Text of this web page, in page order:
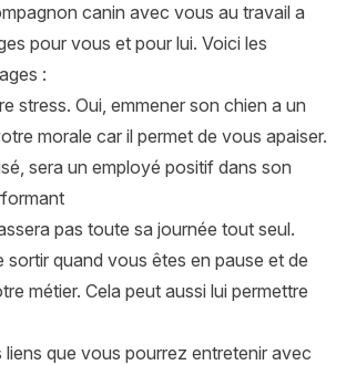
canin avec vous au travail a
pour vous et pour lui. Voici les
:
stress. Oui, emmener son chien a un
morale car il permet de vous apaiser.
sera un employé positif dans son
pas toute sa journée tout seul.
sortir quand vous êtes en pause et de
métier. Cela peut aussi lui permettre
liens que vous pourrez entretenir avec